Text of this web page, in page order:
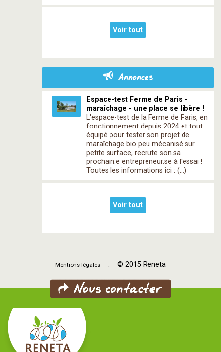
Voir tout
Annonces
Espace-test Ferme de Paris -
maraîchage - une place se libère !
L'espace-test de la Ferme de Paris, en
fonctionnement depuis 2024 et tout
équipé pour tester son projet de
maraîchage bio peu mécanisé sur
petite surface, recrute son.sa
prochain.e entrepreneur.se à l'essai !
Toutes les informations ici : (…)
Voir tout
Mentions légales . © 2015 Reneta